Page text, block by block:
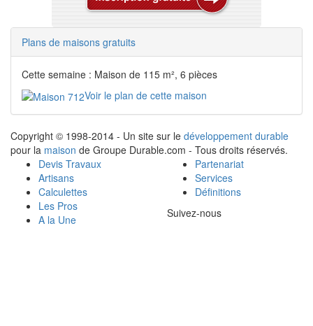
Plans de maisons gratuits
Cette semaine : Maison de 115 m², 6 pièces
Voir le plan de cette maison
Copyright © 1998-2014 - Un site sur le développement durable
pour la maison de Groupe Durable.com - Tous droits réservés.
Devis Travaux
Artisans
Calculettes
Les Pros
A la Une
Partenariat
Services
Définitions
Suivez-nous